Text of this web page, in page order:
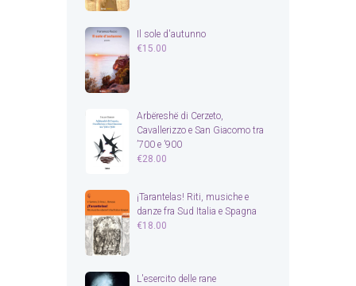
Il sole d'autunno
€15.00
Arbëreshë di Cerzeto,
Cavallerizzo e San Giacomo tra
’700 e ’900
€28.00
¡Tarantelas! Riti, musiche e
danze fra Sud Italia e Spagna
€18.00
L'esercito delle rane